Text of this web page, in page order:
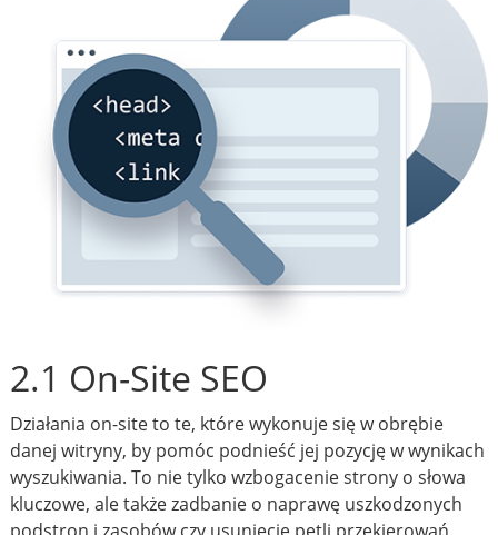
2.1 On-Site SEO
Działania on-site to te, które wykonuje się w obrębie
danej witryny, by pomóc podnieść jej pozycję w wynikach
wyszukiwania. To nie tylko wzbogacenie strony o słowa
kluczowe, ale także zadbanie o naprawę uszkodzonych
podstron i zasobów czy usunięcie pętli przekierowań.